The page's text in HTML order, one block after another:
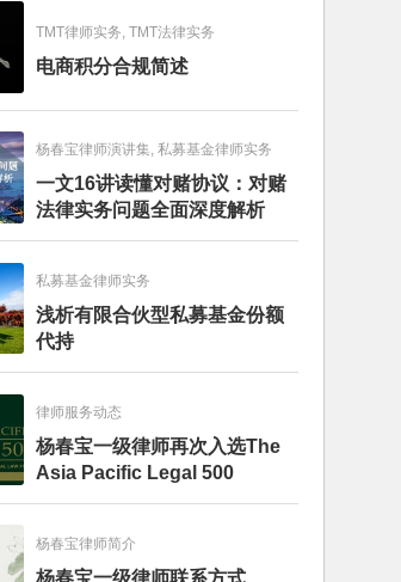
TMT律师实务, TMT法律实务
电商积分合规简述
杨春宝律师演讲集, 私募基金律师实务
一文16讲读懂对赌协议：对赌
法律实务问题全面深度解析
私募基金律师实务
浅析有限合伙型私募基金份额
代持
律师服务动态
杨春宝一级律师再次入选The
Asia Pacific Legal 500
杨春宝律师简介
杨春宝一级律师联系方式